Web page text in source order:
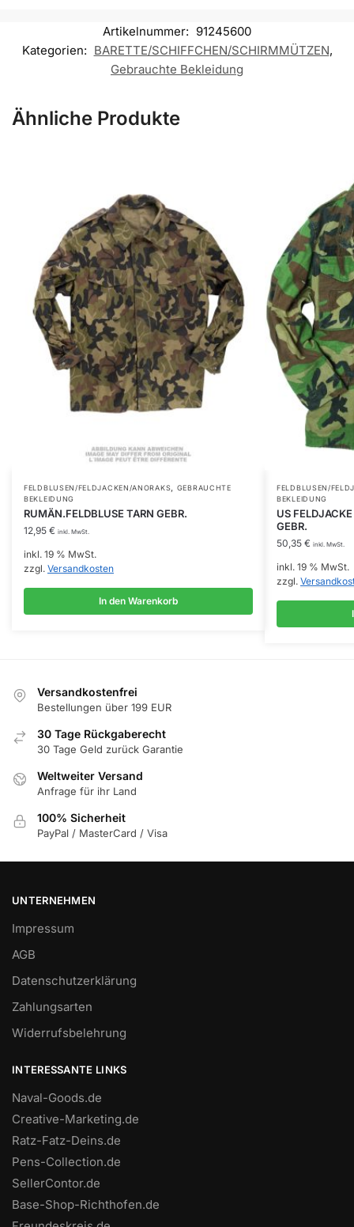
Artikelnummer: 91245600
Kategorien: BARETTE/SCHIFFCHEN/SCHIRMMÜTZEN,
Gebrauchte Bekleidung
Ähnliche Produkte
FELDBLUSEN/FELDJACKEN/ANORAKS, GEBRAUCHTE
BEKLEIDUNG
RUMÄN.FELDBLUSE TARN GEBR.
12,95 € inkl. MwSt.
inkl. 19 % MwSt.
zzgl. Versandkosten
In den Warenkorb
FELDBLUSEN/
BEKLEIDUNG
US
GEBR.
50,35 € inkl. MwSt.
inkl. 19 % MwSt.
zzgl.
Versandkostenfrei
Bestellungen über 199 EUR
30 Tage Rückgaberecht
30 Tage Geld zurück Garantie
Weltweiter Versand
Anfrage für ihr Land
100% Sicherheit
PayPal / MasterCard / Visa
UNTERNEHMEN
Impressum
AGB
Datenschutzerklärung
Zahlungsarten
Widerrufsbelehrung
INTERESSANTE LINKS
Naval-Goods.de
Creative-Marketing.de
Ratz-Fatz-Deins.de
Pens-Collection.de
SellerContor.de
Base-Shop-Richthofen.de